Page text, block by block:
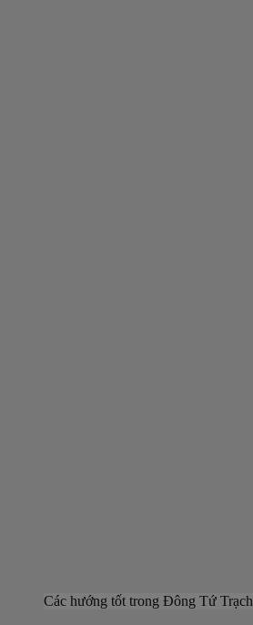
Các hướng tốt trong Đông Tứ Trạch